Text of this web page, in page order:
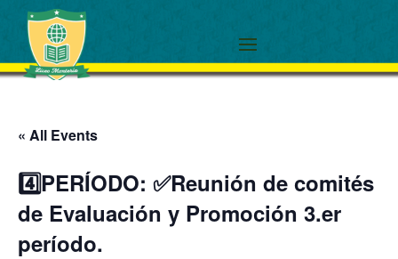
« All Events
4️⃣PERÍODO: ✅Reunión de comités
de Evaluación y Promoción 3.er
período.